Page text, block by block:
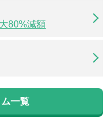
80%減額
ム一覧